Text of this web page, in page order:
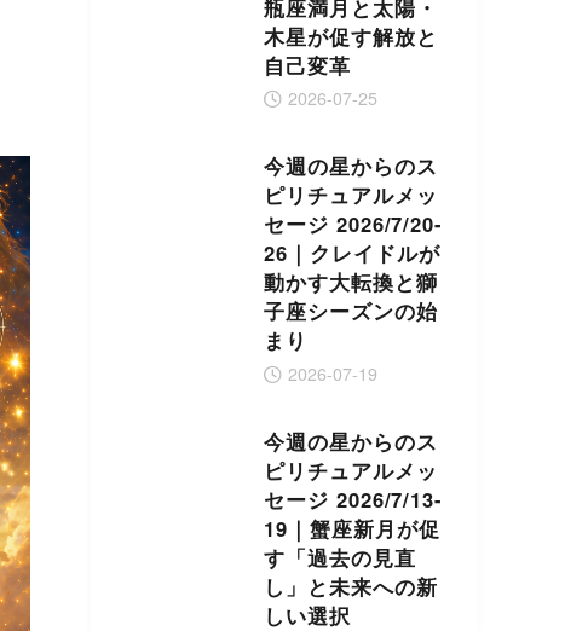
瓶座満月と太陽・
木星が促す解放と
自己変革
2026-07-25
今週の星からのス
ピリチュアルメッ
セージ 2026/7/20-
26｜クレイドルが
動かす大転換と獅
子座シーズンの始
まり
2026-07-19
今週の星からのス
ピリチュアルメッ
セージ 2026/7/13-
19｜蟹座新月が促
す「過去の見直
し」と未来への新
しい選択